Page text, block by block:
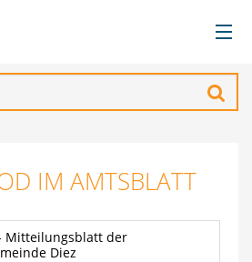
IM AMTSBLATT
Mitteilungsblatt der
Diez